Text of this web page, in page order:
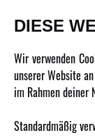
PRODUKTE
Fahrzeuge in allen
Multikopter in
DIESE
Wir verwenden
unserer Website
im Rahmen deiner
Standardmäßig